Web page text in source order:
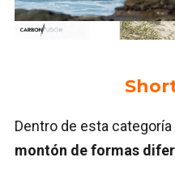
Dentro de esta
montón de formas